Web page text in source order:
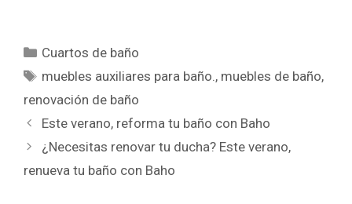
Categorías
Cuartos de baño
Etiquetas
muebles auxiliares para baño. , muebles de baño,
renovación de baño
Este verano, reforma tu baño con Baho
¿Necesitas renovar tu ducha? Este verano,
renueva tu baño con Baho